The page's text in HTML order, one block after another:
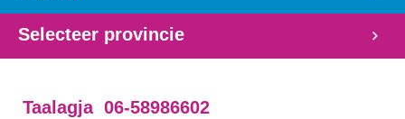
Selecteer provincie
Taalagja 06-58986602